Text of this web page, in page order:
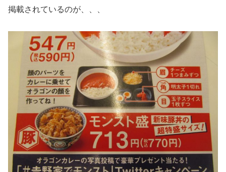
掲載されているのが、、、